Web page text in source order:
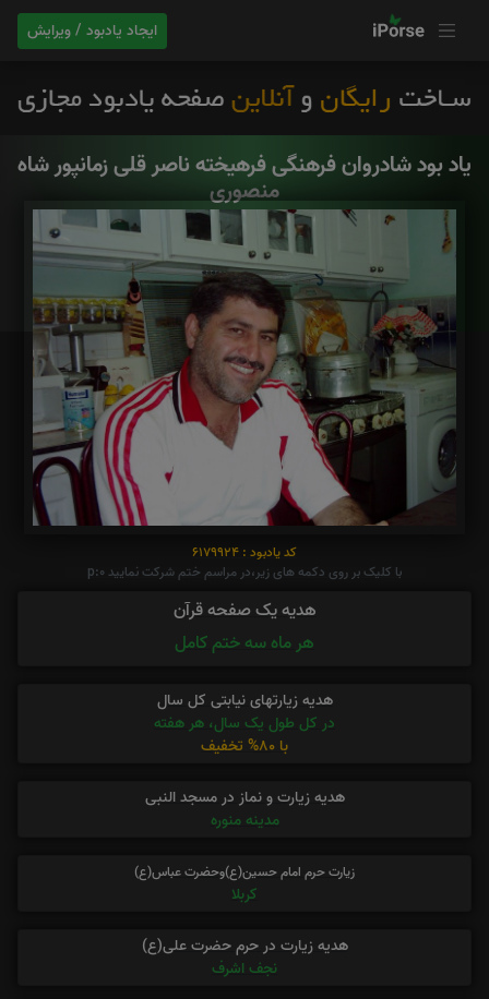
ایجاد یادبود / ویرایش
یاد بود شادروان فرهنگی فرهیخته ناصر قلی زمانپور شاه
منصوری
کد یادبود : 6179924
با کلیک بر روی دکمه های زیر،در مراسم ختم شرکت نمایید p:0
هدیه یک صفحه قرآن
هر ماه سه ختم کامل
هدیه زیارتهای نیابتی کل سال
در کل طول یک سال، هر هفته
با 80% تخفیف
هدیه زیارت و نماز در مسجد النبی
مدینه منوره
زیارت حرم امام حسین(ع)وحضرت عباس(ع)
کربلا
هدیه زیارت در حرم حضرت علی(ع)
نجف اشرف